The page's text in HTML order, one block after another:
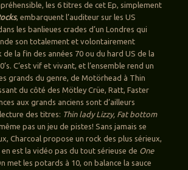
les 6 titres de cet Ep, simplement
, embarquent l’auditeur sur les US
les banlieues crades d’un Londres qui
son totalement et volontairement
la fin des années 70 ou du hard US de la
C’est vif et vivant, et l’ensemble rend un
grands du genre, de Motörhead à Thin
du côté des Mötley Crüe, Ratt, Faster
aux grands anciens sont d’ailleurs
des titres: Thin lady Lizzy, Fat bottom
pas un jeu de pistes! Sans jamais se
Charcoal propose un rock des plus sérieux,
en est la vidéo pas du tout sérieuse de One
met les potards à 10, on balance la sauce